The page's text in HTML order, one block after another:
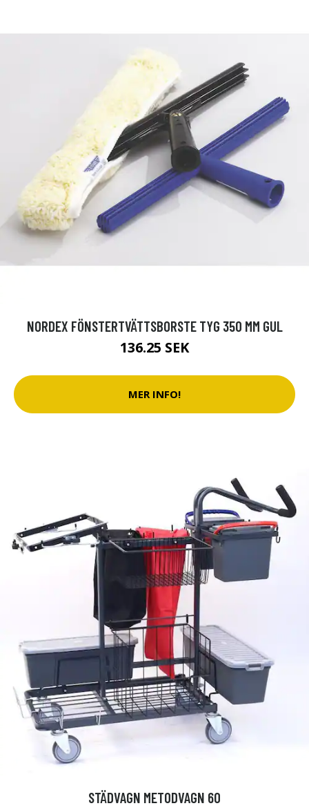
NORDEX FÖNSTERTVÄTTSBORSTE TYG 350 MM GUL
136.25 SEK
MER INFO!
STÄDVAGN METODVAGN 60